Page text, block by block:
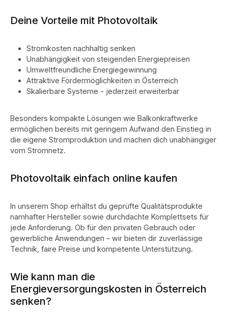
Deine Vorteile mit Photovoltaik
Stromkosten nachhaltig senken
Unabhängigkeit von steigenden Energiepreisen
Umweltfreundliche Energiegewinnung
Attraktive Fördermöglichkeiten in Österreich
Skalierbare Systeme - jederzeit erweiterbar
Besonders kompakte Lösungen wie Balkonkraftwerke
ermöglichen bereits mit geringem Aufwand den Einstieg in
die eigene Stromproduktion und machen dich unabhängiger
vom Stromnetz.
Photovoltaik einfach online kaufen
In unserem Shop erhältst du geprüfte Qualitätsprodukte
namhafter Hersteller sowie durchdachte Komplettsets für
jede Anforderung. Ob für den privaten Gebrauch oder
gewerbliche Anwendungen – wir bieten dir zuverlässige
Technik, faire Preise und kompetente Unterstützung.
Wie kann man die
Energieversorgungskosten in Österreich
senken?